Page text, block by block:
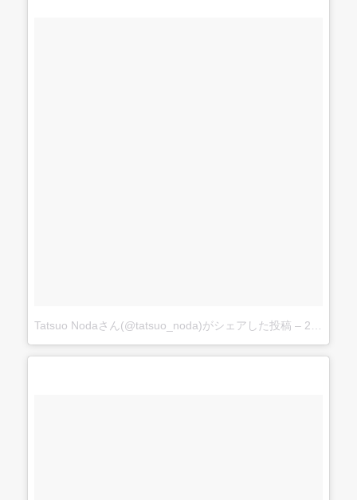
Tatsuo Nodaさん(@tatsuo_noda)がシェアした投稿 – 2017 6月 3 4:17午後 PDT